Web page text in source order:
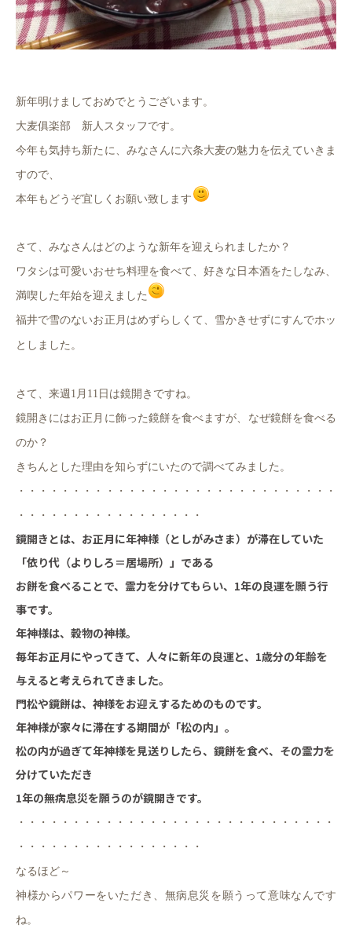
新年明けましておめでとうございます。
大麦俱楽部 新人スタッフです。
今年も気持ち新たに、みなさんに六条大麦の魅力を伝えていきま
すので、
本年もどうぞ宜しくお願い致します
さて、みなさんはどのような新年を迎えられましたか？
ワタシは可愛いおせち料理を食べて、好きな日本酒をたしなみ、
満喫した年始を迎えました
福井で雪のないお正月はめずらしくて、雪かきせずにすんでホッ
としました。
さて、来週1月11日は鏡開きですね。
鏡開きにはお正月に飾った鏡餅を食べますが、なぜ鏡餅を食べる
のか？
きちんとした理由を知らずにいたので調べてみました。
・・・・・・・・・・・・・・・・・・・・・・・・・・・・・
・・・・・・・・・・・・・・・・・
鏡開きとは、お正月に年神様（としがみさま）が滞在していた
「依り代（よりしろ＝居場所）」である
お餅を食べることで、霊力を分けてもらい、1年の良運を願う行
事です。
年神様は、穀物の神様。
毎年お正月にやってきて、人々に新年の良運と、1歳分の年齢を
与えると考えられてきました。
門松や鏡餅は、神様をお迎えするためのものです。
年神様が家々に滞在する期間が「松の内」。
松の内が過ぎて年神様を見送りしたら、鏡餅を食べ、その霊力を
分けていただき
1年の無病息災を願うのが鏡開きです。
・・・・・・・・・・・・・・・・・・・・・・・・・・・・・
・・・・・・・・・・・・・・・・・
なるほど～
神様からパワーをいただき、無病息災を願うって意味なんです
ね。